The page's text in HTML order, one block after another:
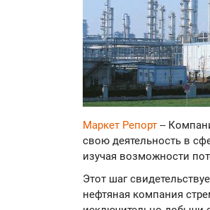
Маркет Репорт --
свою деятельность в
изучая возможности
Этот шаг
нефтяная компания